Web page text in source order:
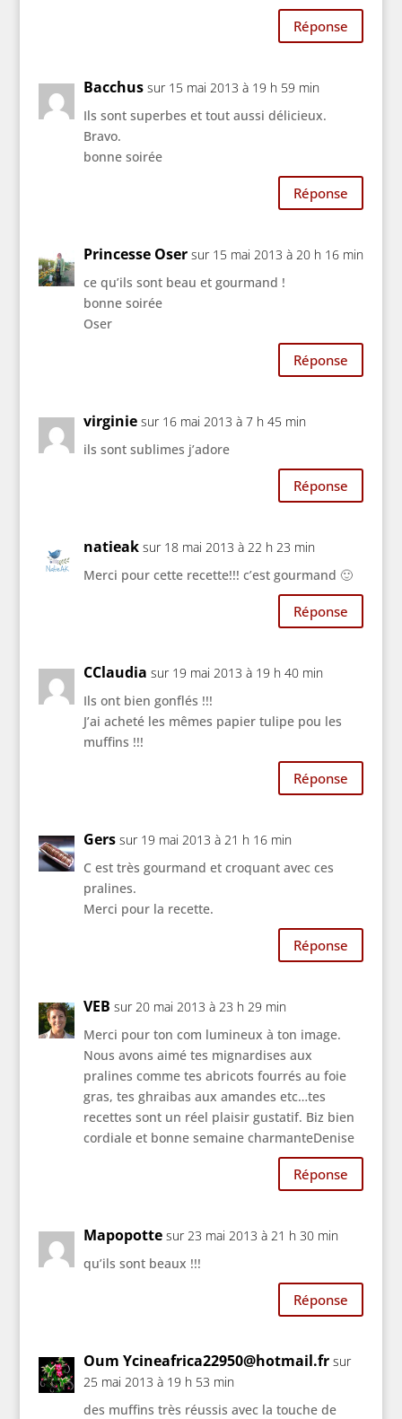
Réponse
Bacchus sur 15 mai 2013 à 19 h 59 min
Ils sont superbes et tout aussi délicieux.
Bravo.
bonne soirée
Réponse
Princesse Oser sur 15 mai 2013 à 20 h 16 min
ce qu’ils sont beau et gourmand !
bonne soirée
Oser
Réponse
virginie sur 16 mai 2013 à 7 h 45 min
ils sont sublimes j’adore
Réponse
natieak sur 18 mai 2013 à 22 h 23 min
Merci pour cette recette!!! c’est gourmand 🙂
Réponse
CClaudia sur 19 mai 2013 à 19 h 40 min
Ils ont bien gonflés !!!
J’ai acheté les mêmes papier tulipe pou les
muffins !!!
Réponse
Gers sur 19 mai 2013 à 21 h 16 min
C est très gourmand et croquant avec ces
pralines.
Merci pour la recette.
Réponse
VEB sur 20 mai 2013 à 23 h 29 min
Merci pour ton com lumineux à ton image.
Nous avons aimé tes mignardises aux
pralines comme tes abricots fourrés au foie
gras, tes ghraibas aux amandes etc…tes
recettes sont un réel plaisir gustatif. Biz bien
cordiale et bonne semaine charmanteDenise
Réponse
Mapopotte sur 23 mai 2013 à 21 h 30 min
qu’ils sont beaux !!!
Réponse
Oum Ycineafrica22950@hotmail.fr sur
25 mai 2013 à 19 h 53 min
des muffins très réussis avec la touche de